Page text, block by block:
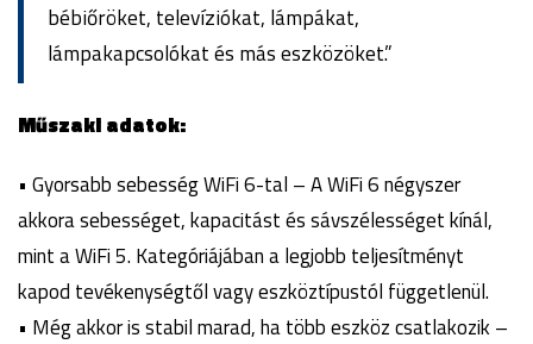
bébiőröket, televíziókat, lámpákat,
lámpakapcsolókat és más eszközöket.”
Műszaki adatok:
• Gyorsabb sebesség WiFi 6-tal – A WiFi 6 négyszer
akkora sebességet, kapacitást és sávszélességet kínál,
mint a WiFi 5. Kategóriájában a legjobb teljesítményt
kapod tevékenységtől vagy eszköztípustól függetlenül.
• Még akkor is stabil marad, ha több eszköz csatlakozik –